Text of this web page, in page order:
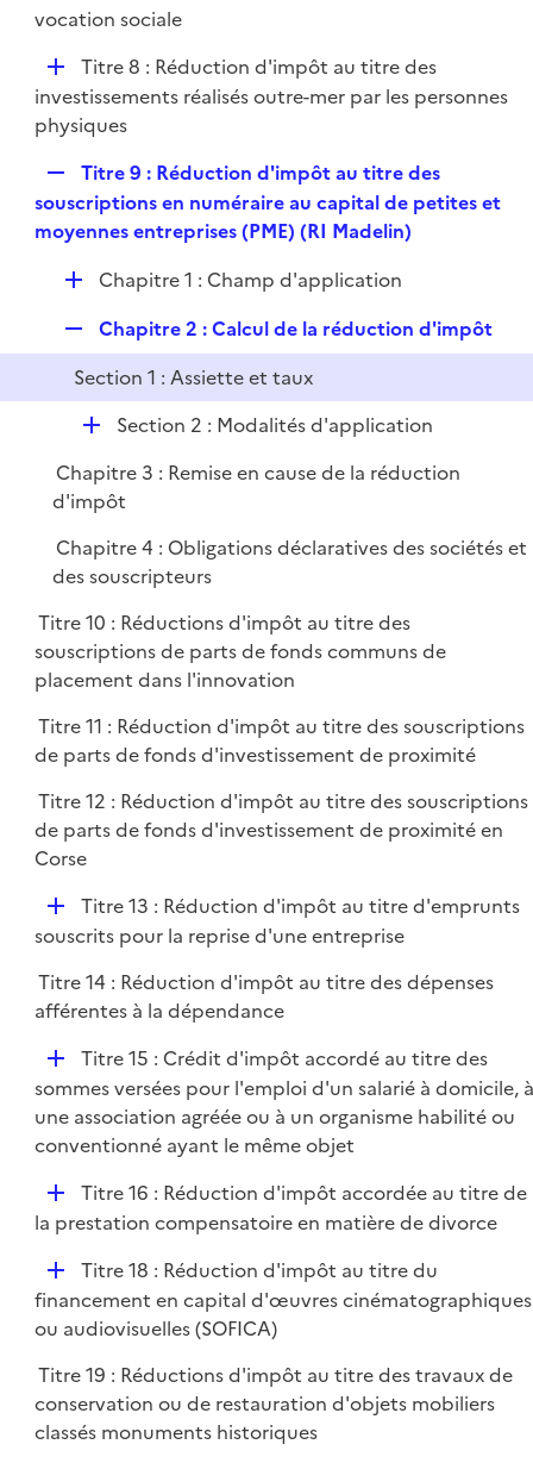
e
p
e
r
vocation sociale
D
é
p
e
r
Titre 8 : Réduction d'impôt au titre des
investissements réalisés outre-mer par les personnes
physiques
e
p
i
Titre 9 : Réduction d'impôt au titre des
souscriptions en numéraire au capital de petites et
moyennes entreprises (PME) (RI Madelin)
D
p
i
e
Chapitre 1 : Champ d'application
e
p
l
i
e
r
Chapitre 2 : Calcul de la réduction d'impôt
Section 1 : Assiette et taux
D
p
l
i
e
Section 2 : Modalités d'application
Chapitre 3 : Remise en cause de la réduction
d'impôt
Chapitre 4 : Obligations déclaratives des sociétés et
des souscripteurs
Titre 10 : Réductions d'impôt au titre des
souscriptions de parts de fonds communs de
placement dans l'innovation
Titre 11 : Réduction d'impôt au titre des souscriptions
de parts de fonds d'investissement de proximité
Titre 12 : Réduction d'impôt au titre des souscriptions
de parts de fonds d'investissement de proximité en
Corse
D
é
l
i
Titre 13 : Réduction d'impôt au titre d'emprunts
souscrits pour la reprise d'une entreprise
Titre 14 : Réduction d'impôt au titre des dépenses
afférentes à la dépendance
D
é
p
l
r
Titre 15 : Crédit d'impôt accordé au titre des
sommes versées pour l'emploi d'un salarié à domicile, à
une association agréée ou à un organisme habilité ou
conventionné ayant le même objet
D
é
i
e
Titre 16 : Réduction d'impôt accordée au titre de
la prestation compensatoire en matière de divorce
D
é
p
i
e
r
Titre 18 : Réduction d'impôt au titre du
financement en capital d'œuvres cinématographiques
ou audiovisuelles (SOFICA)
Titre 19 : Réductions d'impôt au titre des travaux de
conservation ou de restauration d'objets mobiliers
classés monuments historiques